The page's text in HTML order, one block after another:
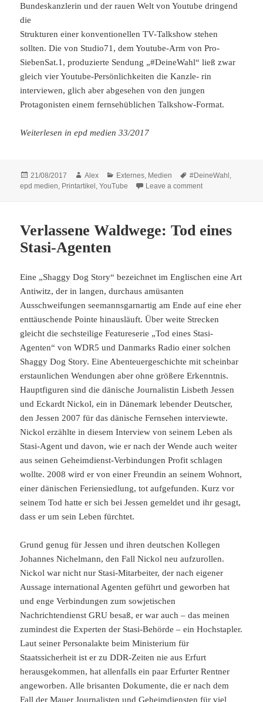
Bundeskanzlerin und der rauen Welt von Youtube dringend
die
Strukturen einer konventionellen TV-Talkshow stehen
sollten. Die von Studio71, dem Youtube-Arm von Pro-
SiebenSat.1, produzierte Sendung „#DeineWahl“ ließ zwar
gleich vier Youtube-Persönlichkeiten die Kanzle- rin
interviewen, glich aber abgesehen von den jungen
Protagonisten einem fernsehüblichen Talkshow-Format.
Weiterlesen in epd medien 33/2017
Posted
on
21/08/2017 Author
Alex Categories
Externes Medien Tags
#DeineWahl
epd medien Printartikel ,YouTube Leave a commenton Momente der
Verlassene Waldwege: Tod eines
Stasi-Agenten
Eine „Shaggy Dog Story“ bezeichnet im Englischen eine Art
Antiwitz, der in langen, durchaus amüsanten
Ausschweifungen seemannsgarnartig am Ende auf eine eher
enttäuschende Pointe hinausläuft. Über weite Strecken
gleicht die sechsteilige Featureserie „Tod eines Stasi-
Agenten“ von WDR5 und Danmarks Radio einer solchen
Shaggy Dog Story. Eine Abenteuergeschichte mit scheinbar
erstaunlichen Wendungen aber ohne größere Erkenntnis.
Hauptfiguren sind die dänische Journalistin Lisbeth Jessen
und Eckardt Nickol, ein in Dänemark lebender Deutscher,
den Jessen 2007 für das dänische Fernsehen interviewte.
Nickol erzählte in diesem Interview von seinem Leben als
Stasi-Agent und davon, wie er nach der Wende auch weiter
aus seinen Geheimdienst-Verbindungen Profit schlagen
wollte. 2008 wird er von einer Freundin an seinem Wohnort,
einer dänischen Feriensiedlung, tot aufgefunden. Kurz vor
seinem Tod hatte er sich bei Jessen gemeldet und ihr gesagt,
dass er um sein Leben fürchtet.
Grund genug für Jessen und ihren deutschen Kollegen
Johannes Nichelmann, den Fall Nickol neu aufzurollen.
Nickol war nicht nur Stasi-Mitarbeiter, der nach eigener
Aussage international Agenten geführt und geworben hat
und enge Verbindungen zum sowjetischen
Nachrichtendienst GRU besaß, er war auch – das meinen
zumindest die Experten der Stasi-Behörde – ein Hochstapler.
Laut seiner Personalakte beim Ministerium für
Staatssicherheit ist er zu DDR-Zeiten nie aus Erfurt
herausgekommen, hat allenfalls ein paar Erfurter Rentner
angeworben. Alle brisanten Dokumente, die er nach dem
Fall der Mauer Journalisten und Geheimdiensten für viel